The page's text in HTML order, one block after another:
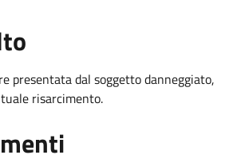
presentata dal soggetto danneggiato,
risarcimento.